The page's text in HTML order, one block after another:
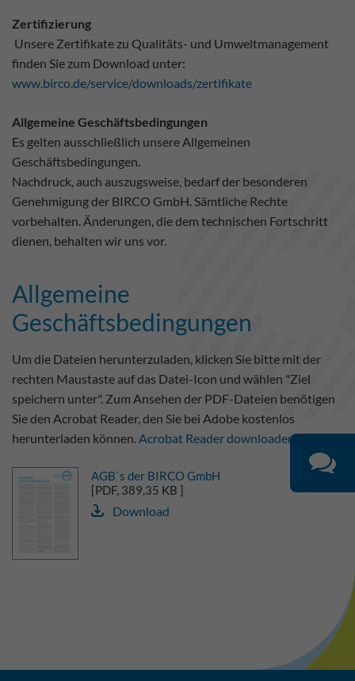
Zertifizierung
Unsere Zertifikate zu Qualitäts- und Umweltmanagement
finden Sie zum Download unter:
www.birco.de/service/downloads/zertifikate
Allgemeine Geschäftsbedingungen
Es gelten ausschließlich unsere Allgemeinen
Geschäftsbedingungen.
Nachdruck, auch auszugsweise, bedarf der besonderen
Genehmigung der BIRCO GmbH. Sämtliche Rechte
vorbehalten. Änderungen, die dem technischen Fortschritt
dienen, behalten wir uns vor.
Allgemeine
Geschäftsbedingungen
Um die Dateien herunterzuladen, klicken Sie bitte mit der
rechten Maustaste auf das Datei-Icon und wählen "Ziel
speichern unter". Zum Ansehen der PDF-Dateien benötigen
Sie den Acrobat Reader, den Sie bei Adobe kostenlos
herunterladen können.Acrobat Reader downloaden
AGB`s der BIRCO GmbH
[PDF, 389,35 KB ]
Download